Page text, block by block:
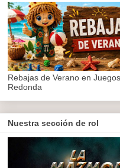
Rebajas de Verano en
Redonda
Nuestra sección de rol